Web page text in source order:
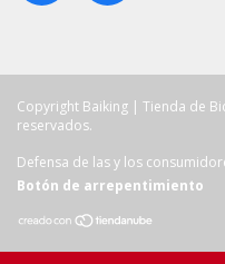
Copyright Baiking | Tienda de
reservados.
Defensa de las y los
Botón de arrepentimiento